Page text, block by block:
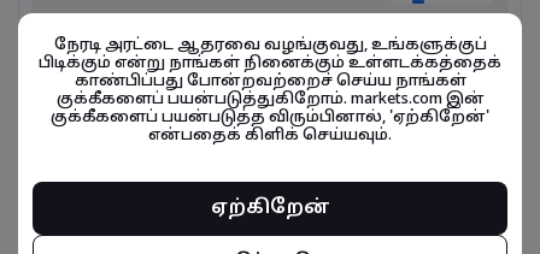
ஞாயிறு - திங்கள் 22:01 - 20:59
திங்கள் - செவ்வாய் 22:01 - 20:59
புதன் - வியாழன் 22:01 - 20:59
நேரடி அரட்டை ஆதரவை வழங்குவது, உங்களுக்குப்
பிடிக்கும் என்று நாங்கள் நினைக்கும் உள்ளடக்கத்தைக்
காண்பிப்பது போன்றவற்றைச் செய்ய நாங்கள்
குக்கீகளைப் பயன்படுத்துகிறோம். markets.com இன்
குக்கீகளைப் பயன்படுத்த விரும்பினால், 'ஏற்கிறேன்'
என்பதைக் கிளிக் செய்யவும்.
ஏற்கிறேன்